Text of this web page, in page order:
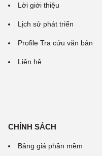
Lời giới thiệu
Lịch sử phát triển
Profile Tra cứu văn bản
Liên hệ
CHÍNH SÁCH
Bảng giá phần mềm